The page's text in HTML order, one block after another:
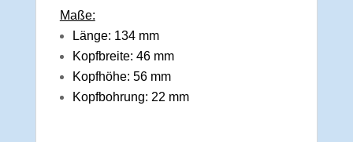
Maße:
Länge: 134 mm
Kopfbreite: 46 mm
Kopfhöhe: 56 mm
Kopfbohrung: 22 mm